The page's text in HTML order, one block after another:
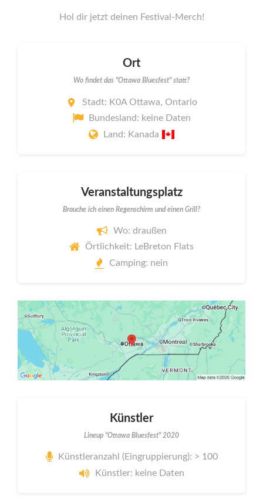
Hol dir jetzt deinen Festival-Merch!
Ort
Wo findet das "Ottawa Bluesfest" statt?
Stadt: K0A Ottawa, Ontario
Bundesland: keine Daten
Land: Kanada
Veranstaltungsplatz
Brauche ich einen Regenschirm und einen Grill?
Wo: draußen
Örtlichkeit: LeBreton Flats
Camping: nein
Künstler
Lineup "Ottawa Bluesfest" 2020
Künstleranzahl (Eingruppierung): > 100
Künstler: keine Daten